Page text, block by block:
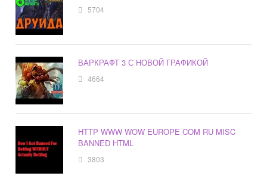
5704
ВАРКРАФТ 3 С НОВОЙ ГРАФИКОЙ
4664
HTTP WWW WOW EUROPE COM RU MISC
BANNED HTML
3803